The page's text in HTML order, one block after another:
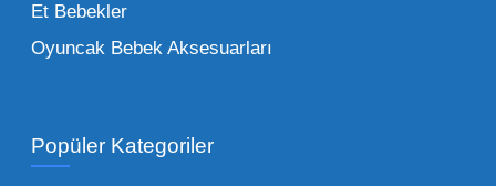
her şeyi portföyümüzde bulabilirsiniz.
İşletmeler için toptan oyuncak satış ve alımı
Et Bebekler
Oyuncak Bebek Aksesuarları
Popüler Kategoriler